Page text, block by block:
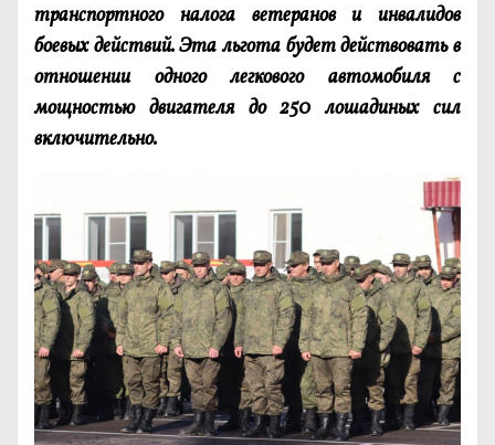
транспортного налога ветеранов и инвалидов
боевых действий. Эта льгота будет действовать в
отношении одного легкового автомобиля с
мощностью двигателя до 250 лошадиных сил
включительно.